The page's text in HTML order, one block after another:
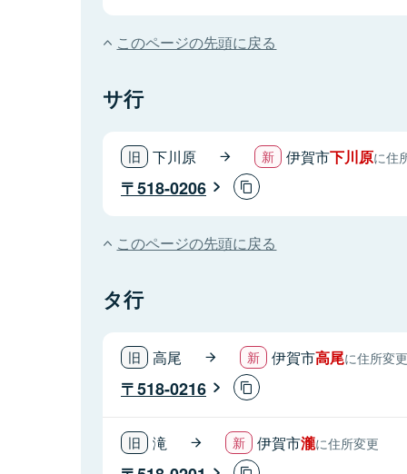
このページの先頭に戻る
サ行
下川原 伊賀市下川原に住
518-0206
このページの先頭に戻る
タ行
高尾 伊賀市高尾に住所変更
518-0216
滝 伊賀市瀧に住所変更